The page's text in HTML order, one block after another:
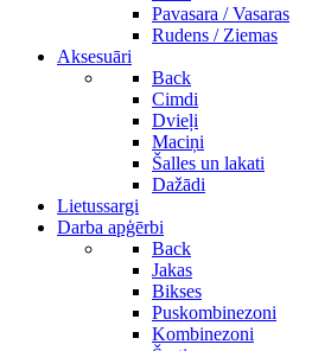
Pavasara / Vasaras
Rudens / Ziemas
Aksesuāri
Back
Cimdi
Dvieļi
Maciņi
Šalles un lakati
Dažādi
Lietussargi
Darba apģērbi
Back
Jakas
Bikses
Puskombinezoni
Kombinezoni